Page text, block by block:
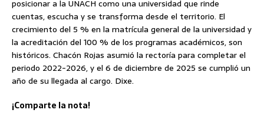
posicionar a la UNACH como una universidad que rinde
cuentas, escucha y se transforma desde el territorio. El
crecimiento del 5 % en la matrícula general de la universidad y
la acreditación del 100 % de los programas académicos, son
históricos. Chacón Rojas asumió la rectoría para completar el
periodo 2022-2026, y el 6 de diciembre de 2025 se cumplió un
año de su llegada al cargo. Dixe.
¡Comparte la nota!